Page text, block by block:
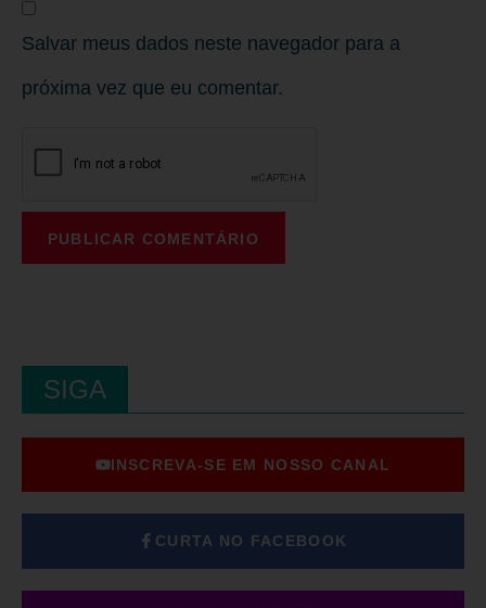
Salvar meus dados neste navegador para a
próxima vez que eu comentar.
SIGA
INSCREVA-SE EM NOSSO CANAL
CURTA NO FACEBOOK